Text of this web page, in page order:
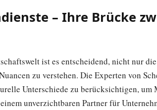
– Ihre Brücke
ist es entscheidend, nicht nur
zu verstehen. Die Experten von
Unterschiede zu berücksichtigen, um
unverzichtbaren Partner für